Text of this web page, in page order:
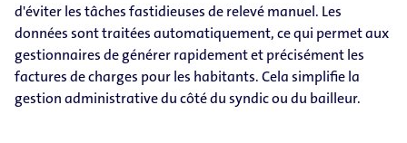
d'éviter les tâches fastidieuses de relevé manuel. Les
données sont traitées automatiquement, ce qui permet aux
gestionnaires de générer rapidement et précisément les
factures de charges pour les habitants. Cela simplifie la
gestion administrative du côté du syndic ou du bailleur.